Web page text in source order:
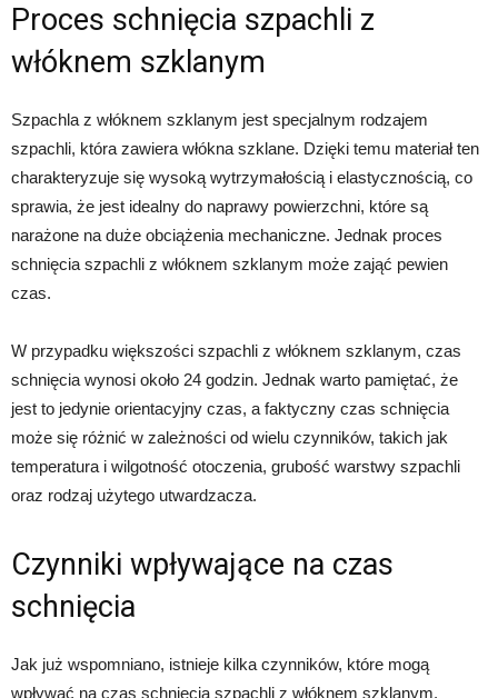
Proces schnięcia szpachli z
włóknem szklanym
Szpachla z włóknem szklanym jest specjalnym rodzajem
szpachli, która zawiera włókna szklane. Dzięki temu materiał ten
charakteryzuje się wysoką wytrzymałością i elastycznością, co
sprawia, że jest idealny do naprawy powierzchni, które są
narażone na duże obciążenia mechaniczne. Jednak proces
schnięcia szpachli z włóknem szklanym może zająć pewien
czas.
W przypadku większości szpachli z włóknem szklanym, czas
schnięcia wynosi około 24 godzin. Jednak warto pamiętać, że
jest to jedynie orientacyjny czas, a faktyczny czas schnięcia
może się różnić w zależności od wielu czynników, takich jak
temperatura i wilgotność otoczenia, grubość warstwy szpachli
oraz rodzaj użytego utwardzacza.
Czynniki wpływające na czas
schnięcia
Jak już wspomniano, istnieje kilka czynników, które mogą
wpływać na czas schnięcia szpachli z włóknem szklanym.